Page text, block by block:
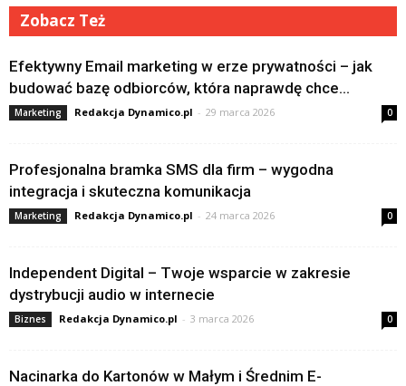
Zobacz Też
Efektywny Email marketing w erze prywatności – jak
budować bazę odbiorców, która naprawdę chce...
Marketing Redakcja Dynamico.pl - 29 marca 2026 0
Profesjonalna bramka SMS dla firm – wygodna
integracja i skuteczna komunikacja
Marketing Redakcja Dynamico.pl - 24 marca 2026 0
Independent Digital – Twoje wsparcie w zakresie
dystrybucji audio w internecie
Biznes Redakcja Dynamico.pl - 3 marca 2026 0
Nacinarka do Kartonów w Małym i Średnim E-